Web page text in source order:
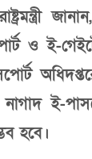
ও ই-
ই-
হবে।